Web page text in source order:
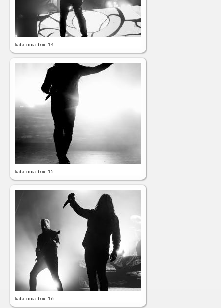
katatonia_trix_14
katatonia_trix_15
katatonia_trix_16